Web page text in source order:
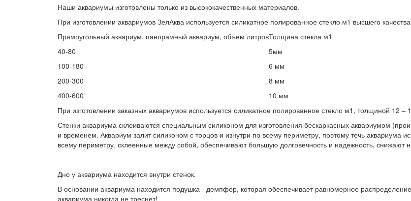
Наши аквариумы изготовлены только из высококачественных материалов.
При изготовлении аквариумов ЗелАква используется силикатное полированное стекло м1 высшего
Прямоугольный аквариум, панорамный аквариум, объем литровТолщина стекла м1
40-80
5мм
100-180
6 мм
200-300
8 мм
400-600
10 мм
При изготовлении заказных аквариумов используется силикатное полированное стекло м1, толщиной 12
Стенки аквариума склеиваются специальным силиконом для изготовления бескаркасных аквариумом
и временем. Аквариум залит силиконом с торцов и изнутри по всему периметру, поэтому течь аквариума
всему периметру, склеенные между собой, обеспечивают большую долговечность и надежность, снижают
Дно у аквариума находится внутри стенок.
В основании аквариума находится подушка - демпфер, которая обеспечивает равномерное
аквариума никогда не треснет!